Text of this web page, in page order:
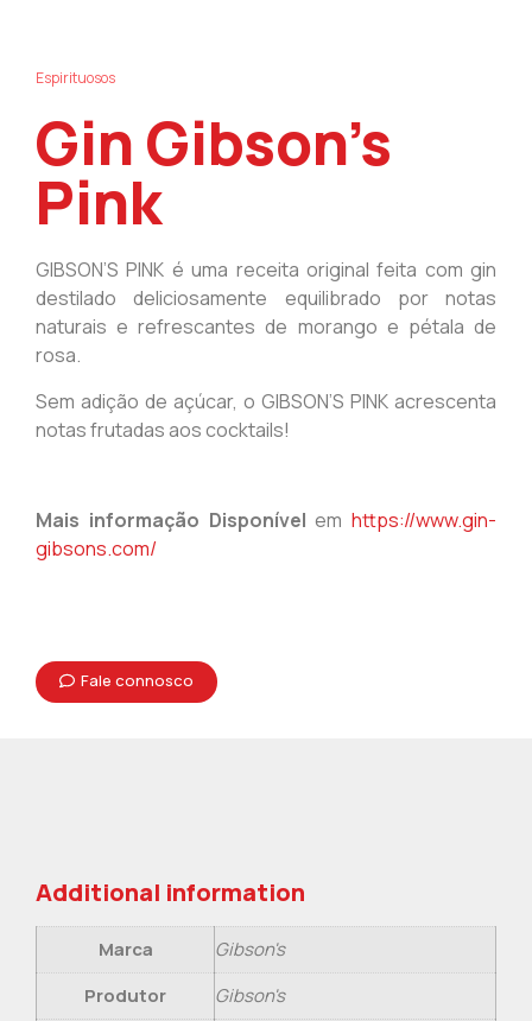
Espirituosos
Gin Gibson’s
Pink
GIBSON’S PINK é uma receita original feita com gin
destilado deliciosamente equilibrado por notas
naturais e refrescantes de morango e pétala de
rosa.
Sem adição de açúcar, o GIBSON’S PINK acrescenta
notas frutadas aos cocktails!
Mais informação Disponível em https://www.gin-
gibsons.com/
Fale connosco
Additional information
Marca
Gibson's
Produtor
Gibson's